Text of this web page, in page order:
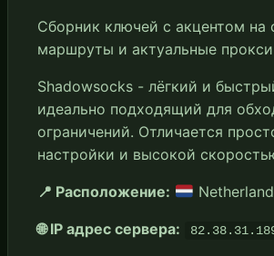
Сборник ключей с акцентом на
маршруты и актуальные
Shadowsocks - лёгкий и
идеально подходящий для
ограничений. Отличается
настройки и высокой
📍 Расположение:
🌐 IP адрес сервера: